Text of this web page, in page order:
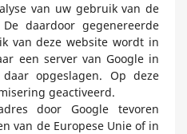
van uw gebruik van de
daardoor gegenereerde
van deze website wordt in
een server van Google in
opgeslagen. Op deze
geactiveerd.
door Google tevoren
van de Europese Unie of in